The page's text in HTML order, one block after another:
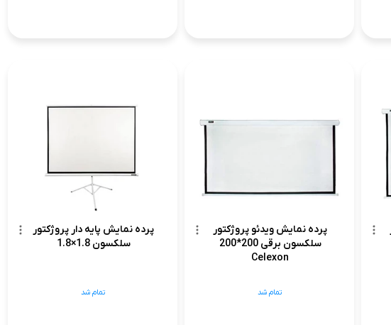
پرده نمایش ویدئو پروژکتور
سلکسون برقی 200*200
Celexon
تمام شد
پرده نمایش پایه دار پروژکتور
سلکسون 1.8×1.8
تمام شد